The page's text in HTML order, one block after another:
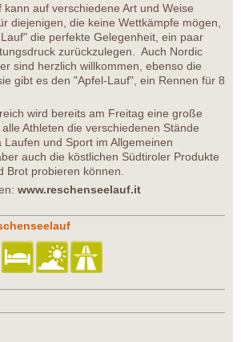
kann auf verschiedene Art und Weise
diejenigen, die keine Wettkämpfe mögen,
die perfekte Gelegenheit, ein paar
zurückzulegen. Auch Nordic
sind herzlich willkommen, ebenso die
gibt es den "Apfel-Lauf", ein Rennen für 8
wird bereits am Freitag eine große
Athleten die verschiedenen Stände
und Sport im Allgemeinen
auch die köstlichen Südtiroler Produkte
Brot probieren können.
www.reschenseelauf.it